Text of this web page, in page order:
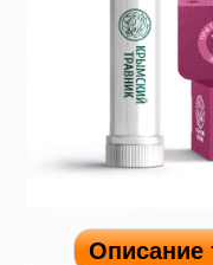
Описание